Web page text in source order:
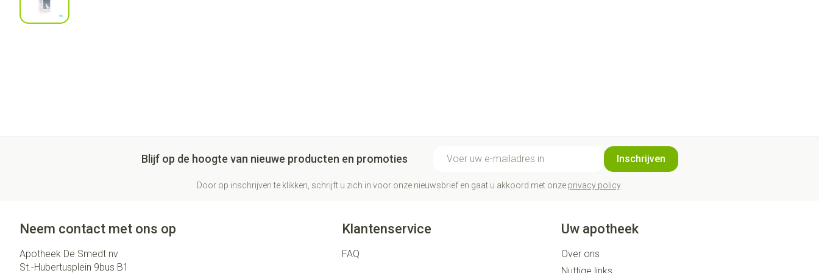
Diepte 198 mm
Blijf op de hoogte van nieuwe producten en promoties Inschrijven
Door op inschrijven te klikken, schrijft u zich in voor onze nieuwsbrief en gaat u akkoord met onze privacy policy.
Neem contact met ons op
Apotheek De Smedt nv
St.-Hubertusplein 9bus B1
Klantenservice
FAQ
Uw apotheek
Over ons
Nuttige links